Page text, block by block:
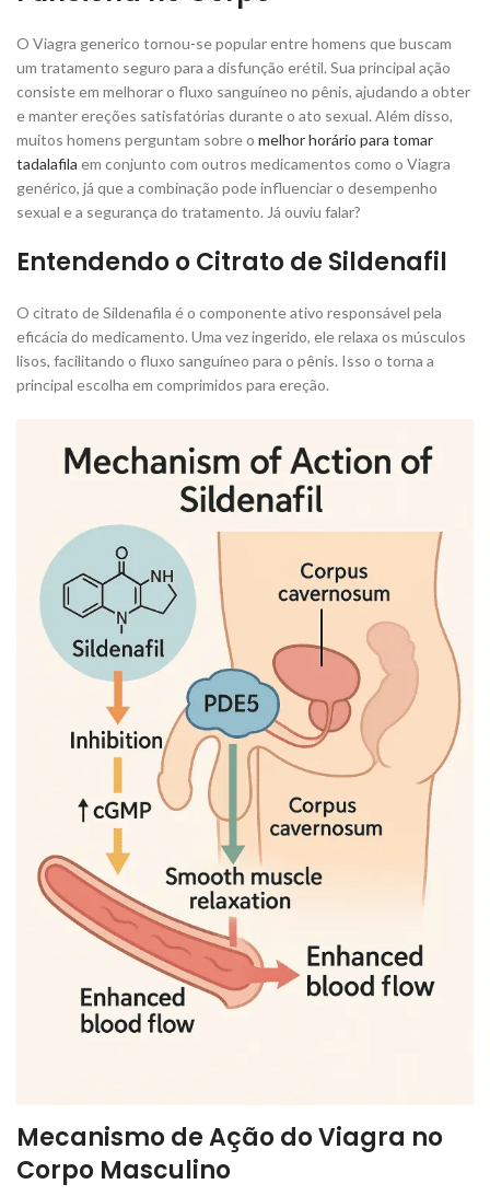
O Viagra generico tornou-se popular entre homens que buscam
um tratamento seguro para a disfunção erétil. Sua principal ação
consiste em melhorar o fluxo sanguíneo no pênis, ajudando a obter
e manter ereções satisfatórias durante o ato sexual. Além disso,
muitos homens perguntam sobre o melhor horário para tomar
tadalafila em conjunto com outros medicamentos como o Viagra
genérico, já que a combinação pode influenciar o desempenho
sexual e a segurança do tratamento. Já ouviu falar?
Entendendo o Citrato de Sildenafil
O citrato de Sildenafila é o componente ativo responsável pela
eficácia do medicamento. Uma vez ingerido, ele relaxa os músculos
lisos, facilitando o fluxo sanguíneo para o pênis. Isso o torna a
principal escolha em comprimidos para ereção.
Mecanismo de Ação do Viagra no
Corpo Masculino